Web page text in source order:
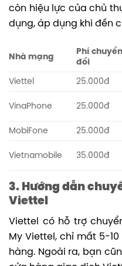
còn hiệu lực của chủ
dụng, áp dụng khi đến
Nhà mạng
Phí chuyển
đổi
Viettel 25.000đ
VinaPhone 25.000đ
MobiFone 25.000đ
Vietnamobile 35.000đ
3. Hướng dẫn
Viettel
Viettel có hỗ trợ
My Viettel, chỉ mất 5-
hàng. Ngoài ra, bạn